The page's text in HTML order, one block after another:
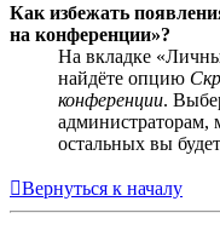
Как избежать
на конференции»?
На вкладке
найдёте опцию
конференции.
администраторам,
остальных вы
Вернуться к началу